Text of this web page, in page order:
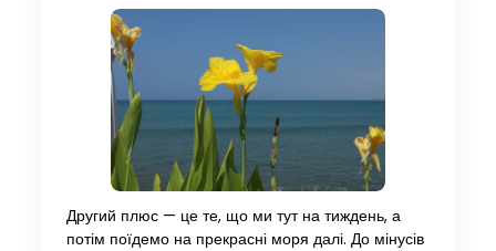
Другий плюс — це те, що ми тут на тиждень, а
потім поїдемо на прекрасні моря далі. До мінусів